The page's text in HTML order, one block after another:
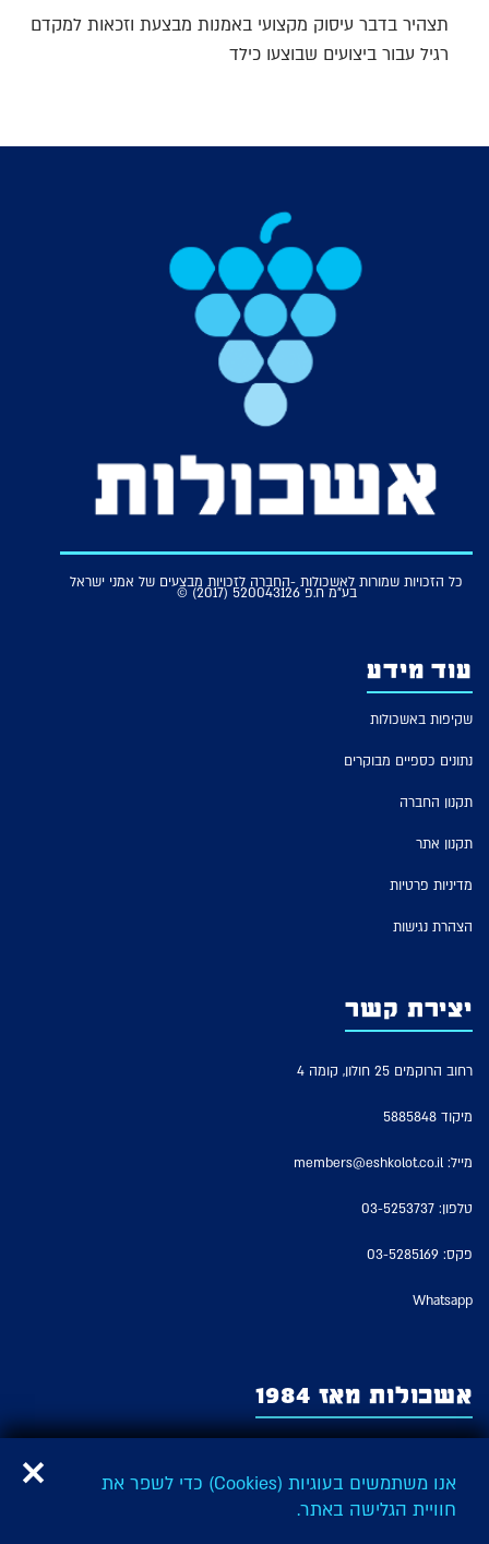
אנו משתמשים בעוגיות (Cookies) כדי לשפר את
חוויית הגלישה באתר.
תצהיר בדבר עיסוק מקצועי באמנות מבצעת וזכאות למקדם
רגיל עבור ביצועים שבוצעו כילד
כל הזכויות שמורות לאשכולות -החברה לזכויות מבצעים של אמני ישראל
בע"מ ח.פ 520043126 (2017) ©
עוד מידע
שקיפות באשכולות
נתונים כספיים מבוקרים
תקנון החברה
תקנון אתר
מדיניות פרטיות
הצהרת נגישות
יצירת קשר
רחוב הרוקמים 25 חולון, קומה 4
מיקוד 5885848
מייל: members@eshkolot.co.il
טלפון: 03-5253737
פקס: 03-5285169
Whatsapp
אשכולות מאז 1984
המבצעים היציג בישראל ומייצגת על פי חוק את זכויות המבצעים של כל האמנים
והאמניות המבצעים בישראל ובהם: שחקנים, זמרים, בדרנים, מדבבים ורקדנים,